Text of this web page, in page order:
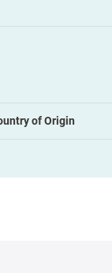
of Origin